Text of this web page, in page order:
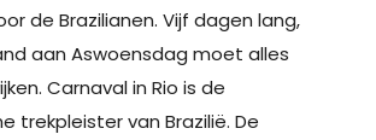
de Brazilianen. Vijf dagen lang,
aan Aswoensdag moet alles
Carnaval in Rio is de
trekpleister van Brazilië. De